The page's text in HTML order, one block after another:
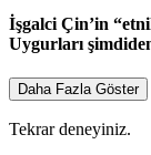
Türk Dünyası
İşgalci Çin’in